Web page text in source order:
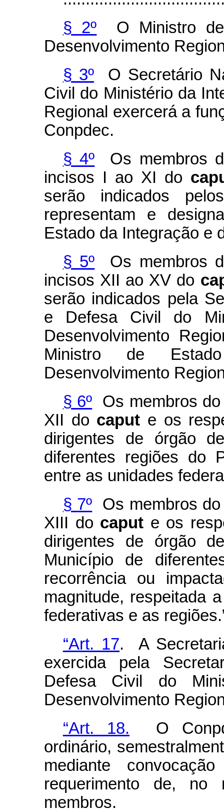
§ 2º O Ministro
Desenvolvimento
§ 3ºO Secretário
Civil do Ministério da
Regional exercerá a
Conpdec.
§ 4º Os membros
incisos I ao XI do
serão indicados
representam e
Estado da Integração e
§ 5º Os membros
incisos XII ao XV do
serão indicados pela
e Defesa Civil do
Desenvolvimento
Ministro de
Desenvolvimento
§ 6º Os membros
XII do caput e os
dirigentes de órgão
diferentes regiões do
entre as unidades
§ 7º Os membros
XIII do caput e os
dirigentes de órgão
Município de
recorrência ou
magnitude, respeitada
federativas e as
“Art. 17. A
exercida pela
Defesa Civil do
Desenvolvimento
“Art. 18. O
ordinário,
mediante
requerimento de,
membros.